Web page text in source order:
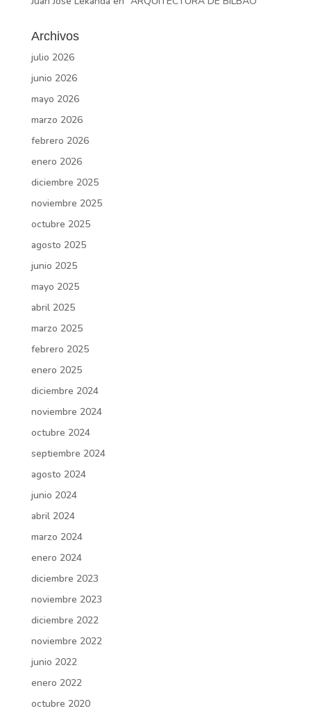
Archivos
julio 2026
junio 2026
mayo 2026
marzo 2026
febrero 2026
enero 2026
diciembre 2025
noviembre 2025
octubre 2025
agosto 2025
junio 2025
mayo 2025
abril 2025
marzo 2025
febrero 2025
enero 2025
diciembre 2024
noviembre 2024
octubre 2024
septiembre 2024
agosto 2024
junio 2024
abril 2024
marzo 2024
enero 2024
diciembre 2023
noviembre 2023
diciembre 2022
noviembre 2022
junio 2022
enero 2022
octubre 2020